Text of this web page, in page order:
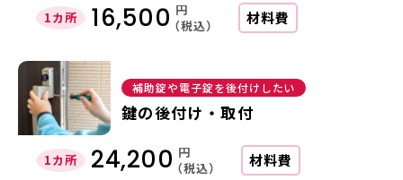
1カ所 16,500 円
（税込）
材料費
補助錠や電子錠を後付けしたい
鍵の後付け・取付
1カ所 24,200 円
（税込）
材料費